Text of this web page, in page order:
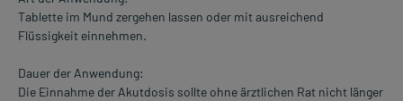
Tablette im Mund zergehen lassen oder mit ausreichend
Flüssigkeit einnehmen.
Dauer der Anwendung:
Die Einnahme der Akutdosis sollte ohne ärztlichen Rat nicht länger